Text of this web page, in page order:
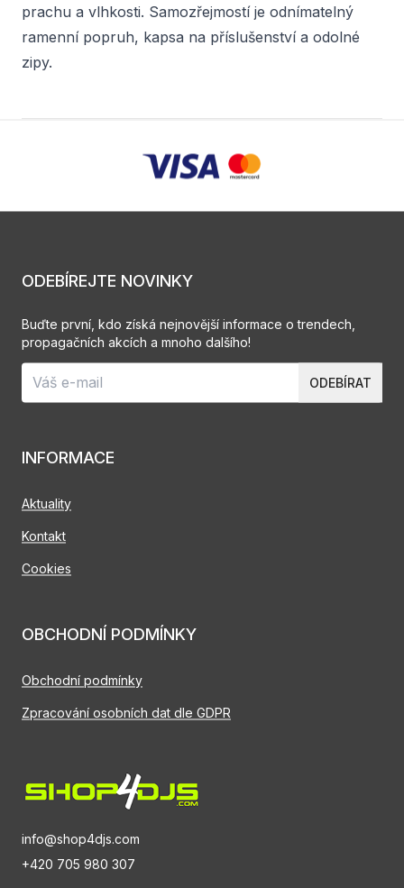
prachu a vlhkosti. Samozřejmostí je odnímatelný
ramenní popruh, kapsa na příslušenství a odolné
zipy.
info@shop4djs.com
+420 705 980 307
INFORMACE
Aktuality
Kontakt
Cookies
OBCHODNÍ PODMÍNKY
Obchodní podmínky
Zpracování osobních dat dle GDPR
ODEBÍREJTE NOVINKY
Buďte první, kdo získá nejnovější informace o trendech,
propagačních akcích a mnoho dalšího!
ODEBÍRAT